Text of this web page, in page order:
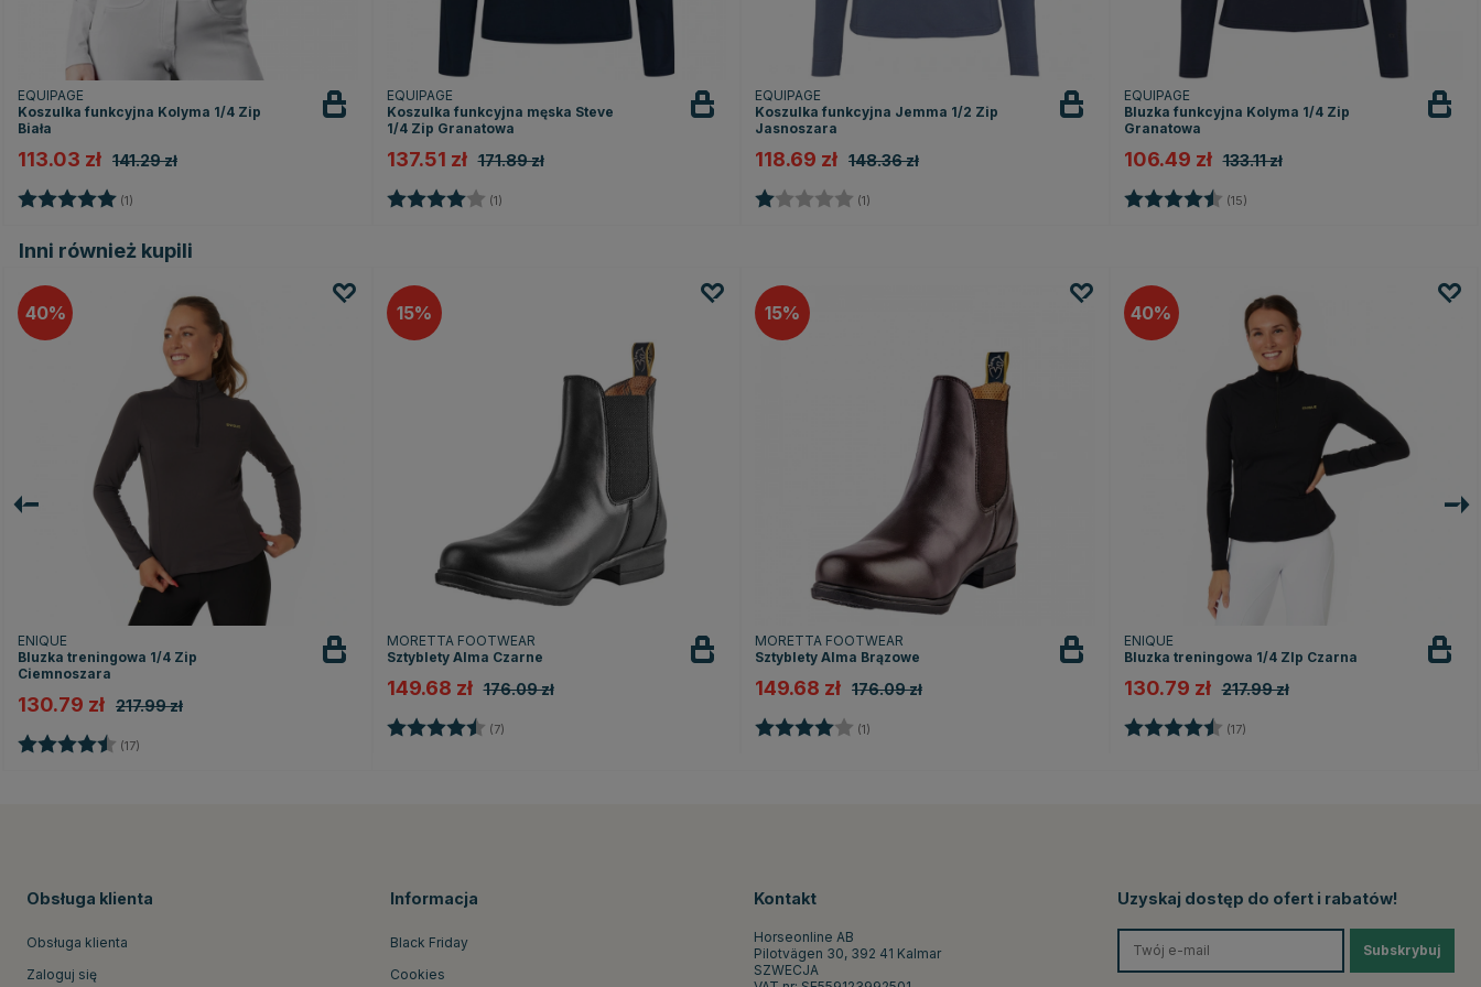
EQUIPAGE
Koszulka funkcyjna Kolyma 1/4 Zip
Biała
113.03 zł 141.29 zł
Ocena: (1)
EQUIPAGE
Koszulka funkcyjna męska Steve
1/4 Zip Granatowa
137.51 zł 171.89 zł
Ocena: (1)
EQUIPAGE
Koszulka funkcyjna Jemma 1/2 Zip
Jasnoszara
118.69 zł 148.36 zł
Ocena: (1)
EQUIPAGE
Bluzka funkcyjna Kolyma 1/4 Zip
Granatowa
106.49 zł 133.11 zł
Ocena: (15)
Inni również kupili
40
ENIQUE
Bluzka treningowa 1/4 Zip
Ciemnoszara
130.79 zł 217.99 zł
Ocena: (17)
15
MORETTA FOOTWEAR
Sztyblety Alma Czarne
149.68 zł 176.09 zł
Ocena: (7)
15
MORETTA FOOTWEAR
Sztyblety Alma Brązowe
149.68 zł 176.09 zł
Ocena: (1)
40
ENIQUE
Bluzka treningowa 1/4 ZIp Czarna
130.79 zł 217.99 zł
Ocena: (17)
Obsługa klienta
Obsługa klienta
Zaloguj się
Informacja
Black Friday
Cookies
Kontakt
Horseonline AB
Pilotvägen 30, 392 41 Kalmar
SZWECJA
Uzyskaj dostęp do ofert i rabatów!
Subskrybuj